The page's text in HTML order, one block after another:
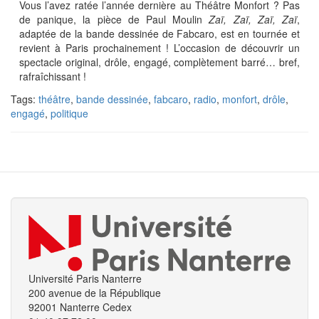
Vous l’avez ratée l’année dernière au Théâtre Monfort ? Pas
de panique, la pièce de Paul MoulinZaï, Zaï, Zaï, Zaï,
adaptée de la bande dessinée de Fabcaro, est en tournée et
revient à Paris prochainement ! L’occasion de découvrir un
spectacle original, drôle, engagé, complètement barré… bref,
rafraîchissant !
Tags: théâtre, bande dessinée, fabcaro, radio, monfort, drôle,
engagé, politique
Université Paris Nanterre
200 avenue de la République
92001 Nanterre Cedex